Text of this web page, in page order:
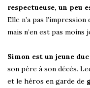
respectueuse, un peu
Elle n’a pas
mais n’en est pas moins
Simon est un jeune
son père à son décès.
et le héros en garde de